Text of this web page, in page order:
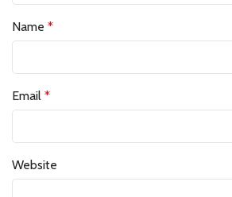
Name *
Email *
Website